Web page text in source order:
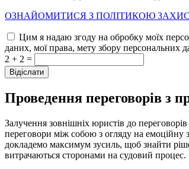
ОЗНАЙОМИТИСЯ З ПОЛІТИКОЮ
Цим я надаю згоду на обробку моїх
даних, мої права, мету збору персональних
2 + 2 =
Проведення переговорів з
Залучення зовнішніх юристів до
переговори між собою з огляду на емоційну
докладемо максимум зусиль, щоб знайти
витрачаються сторонами на судовий процес.